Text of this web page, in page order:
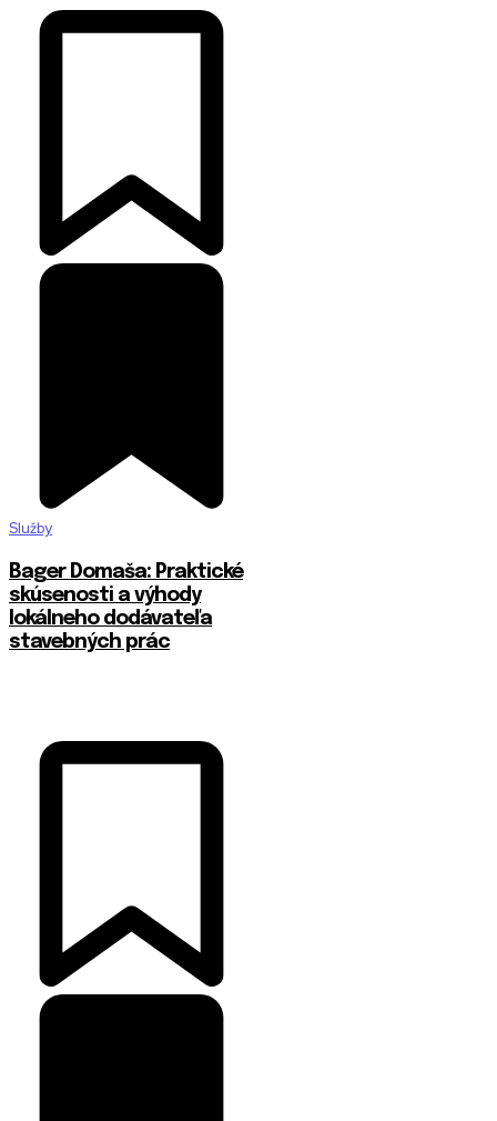
Služby
Bager Domaša: Praktické
skúsenosti a výhody
lokálneho dodávateľa
stavebných prác